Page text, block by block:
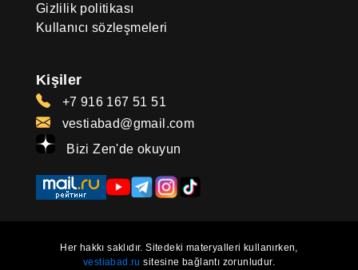
Gizlilik politikası
Kullanıcı sözleşmeleri
Kişiler
+7 916 167 51 51
vestiabad@gmail.com
Bizi Zen'de okuyun
Her hakkı saklıdır. Sitedeki materyalleri kullanırken,
vestiabad.ru sitesine bağlantı zorunludur.